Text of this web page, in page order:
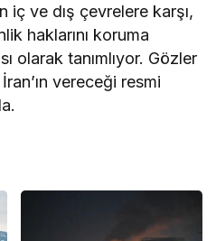
iç ve dış çevrelere karşı,
haklarını koruma
olarak tanımlıyor. Gözler
vereceği resmi